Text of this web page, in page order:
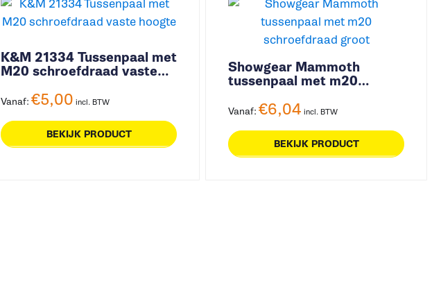
K&M 21334 Tussenpaal met
M20 schroefdraad vaste
Vanaf: €5,00 incl. BTW
BEKIJK PRODUCT
Showgear Mammoth
tussenpaal met m20
Vanaf: €6,04 incl. BTW
BEKIJK PRODUCT